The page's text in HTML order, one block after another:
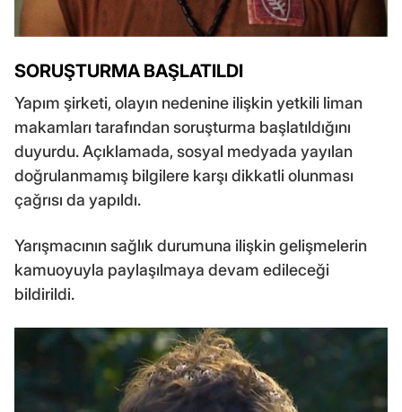
SORUŞTURMA BAŞLATILDI
Yapım şirketi, olayın nedenine ilişkin yetkili liman
makamları tarafından soruşturma başlatıldığını
duyurdu. Açıklamada, sosyal medyada yayılan
doğrulanmamış bilgilere karşı dikkatli olunması
çağrısı da yapıldı.
Yarışmacının sağlık durumuna ilişkin gelişmelerin
kamuoyuyla paylaşılmaya devam edileceği
bildirildi.